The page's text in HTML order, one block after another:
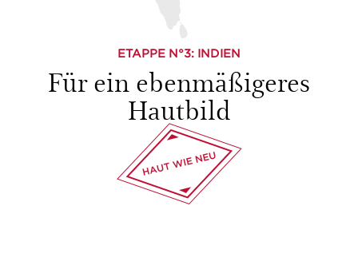
ETAPPE N°3: INDIEN
Für ein ebenmäßigeres
Hautbild